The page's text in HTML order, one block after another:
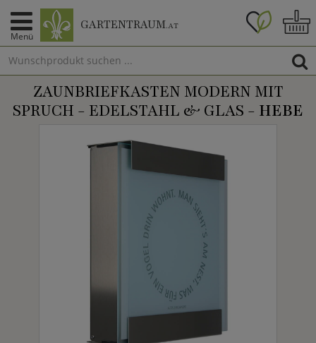
Menü
GARTENTRAUM.AT
ZAUNBRIEFKASTEN MODERN MIT
SPRUCH - EDELSTAHL & GLAS - HEBE